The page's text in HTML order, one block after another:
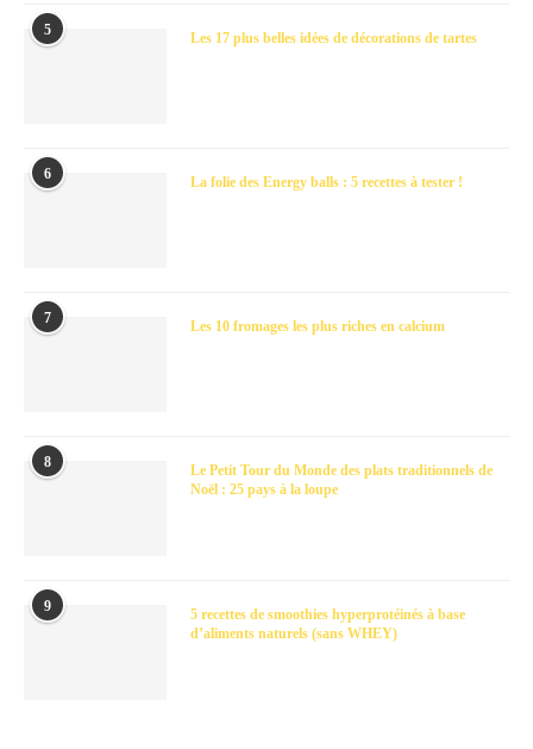
5 Les 17 plus belles idées de décorations de tartes
6 La folie des Energy balls : 5 recettes à tester !
7 Les 10 fromages les plus riches en calcium
8
Le Petit Tour du Monde des plats traditionnels de
Noël : 25 pays à la loupe
9
5 recettes de smoothies hyperprotéinés à base
d’aliments naturels (sans WHEY)